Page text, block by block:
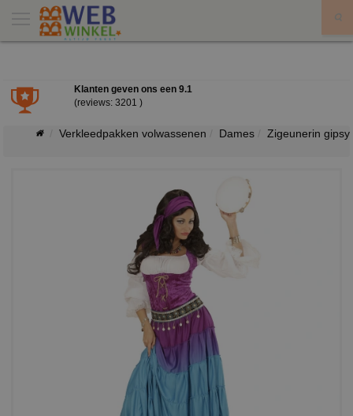
Klanten geven ons een 9.1
(reviews: 3201 )
Verkleedpakken volwassenen Dames Zigeunerin gipsy